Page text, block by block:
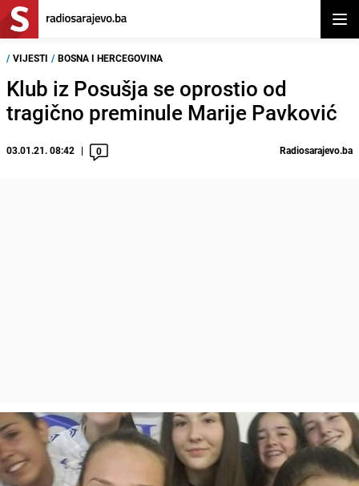
/ VIJESTI / BOSNA I HERCEGOVINA
Klub iz Posušja se oprostio od
tragično preminule Marije Pavković
03.01.21. 08:42 0 Radiosarajevo.ba